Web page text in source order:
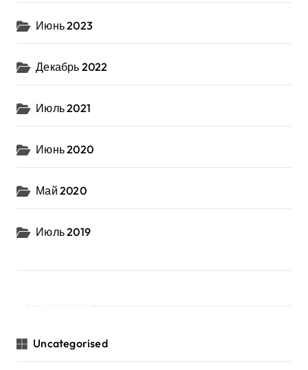
Июнь 2023
Декабрь 2022
Июль 2021
Июнь 2020
Май 2020
Июль 2019
Uncategorised